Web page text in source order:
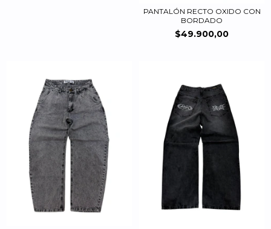
PANTALÓN RECTO OXIDO CON
BORDADO
$49.900,00